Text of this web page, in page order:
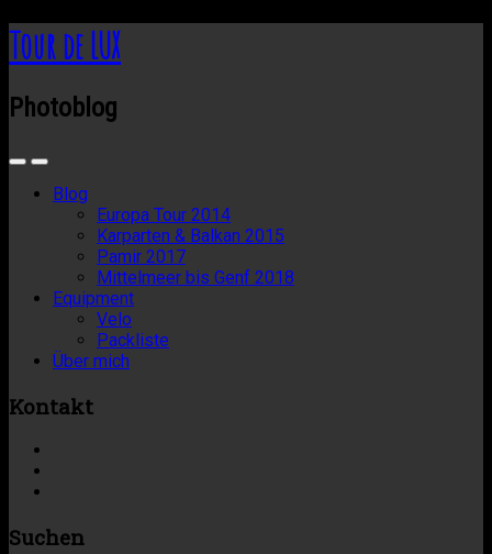
Tour de LUX
Photoblog
Blog
Europa Tour 2014
Karparten & Balkan 2015
Pamir 2017
Mittelmeer bis Genf 2018
Equipment
Velo
Packliste
Über mich
Kontakt
Suchen